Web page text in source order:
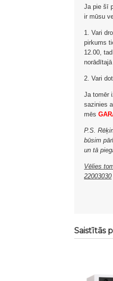
Ja pie šī
ir mūsu
1. Vari
pirkums
12.00,
2. Vari
Ja tomēr
sazinies
mēs
P.S.
būsim
un tā
Vēlies
22003030
Saistītās